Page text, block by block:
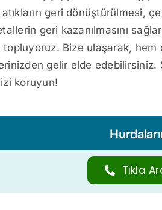
geri dönüştürülmesi,
geri kazanılmasını
topluyoruz. Bize ulaşarak,
gelir elde edebilirsiniz.
koruyun!
Tıkla